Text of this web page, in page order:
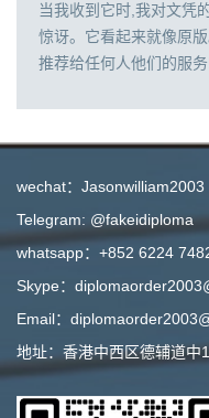
当我收到它时,我对文凭
惊讶。它看起来就像原
推荐给任何人他们的服
wechat：Jasonwilliam2003
Telegram: @fakeidiploma
whatsapp：+852 6224
Skype：
Email：
地址：香港中西区德辅道中